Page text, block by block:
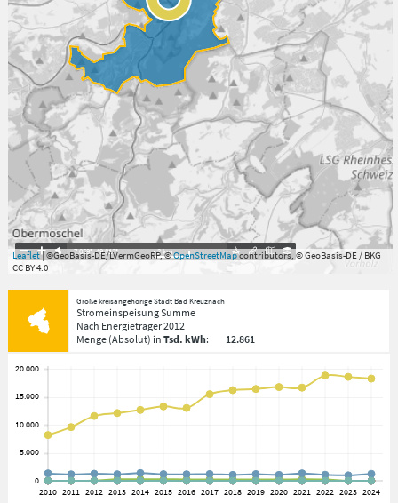
7.059°,49.813° 2km
Leaflet| ©GeoBasis-DE/LVermGeoRP, ©OpenStreetMapcontributors, © GeoBasis-DE / BKG
CC BY 4.0
Große kreisangehörige Stadt Bad Kreuznach
Stromeinspeisung Summe
Nach Energieträger2012
Menge(Absolut) in Tsd. kWh: 12.861